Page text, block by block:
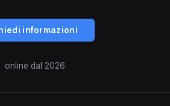
informazioni
online dal 2026